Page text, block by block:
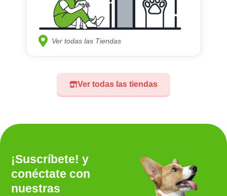
Ver todas las tiendas
Ver todas las Tiendas
¡Suscríbete! y
conéctate con
nuestras